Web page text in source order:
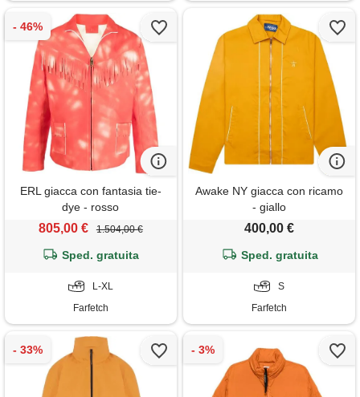
ERL giacca con fantasia tie-
dye - rosso
805,00 € 1.504,00 €
Sped. gratuita
L-XL
Farfetch
Awake NY giacca con ricamo
- giallo
400,00 €
Sped. gratuita
S
Farfetch